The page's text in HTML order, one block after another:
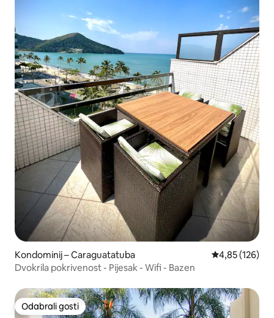
Kondominij – Caraguatatuba Prosječna
4,85 (126)
Dvokrila pokrivenost - Pijesak - Wifi - Bazen
Odabrali gosti
Odabrali gosti